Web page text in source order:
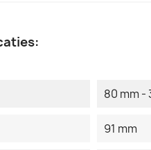
80 mm -
91 mm